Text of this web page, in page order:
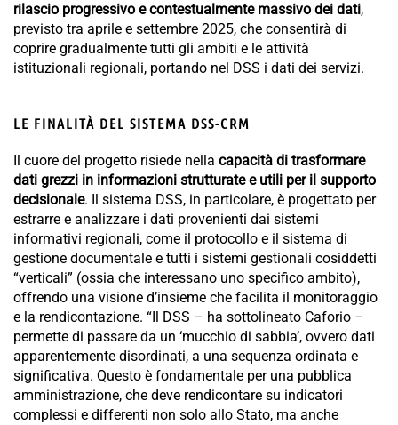
rilascio progressivo e contestualmente massivo dei dati,
previsto tra aprile e settembre 2025, che consentirà di
coprire gradualmente tutti gli ambiti e le attività
istituzionali regionali, portando nel DSS i dati dei servizi.
LE FINALITÀ DEL SISTEMA DSS-CRM
Il cuore del progetto risiede nella capacità di trasformare
dati grezzi in informazioni strutturate e utili per il supporto
decisionale. Il sistema DSS, in particolare, è progettato per
estrarre e analizzare i dati provenienti dai sistemi
informativi regionali, come il protocollo e il sistema di
gestione documentale e tutti i sistemi gestionali cosiddetti
“verticali” (ossia che interessano uno specifico ambito),
offrendo una visione d’insieme che facilita il monitoraggio
e la rendicontazione. “Il DSS – ha sottolineato Caforio –
permette di passare da un ‘mucchio di sabbia’, ovvero dati
apparentemente disordinati, a una sequenza ordinata e
significativa. Questo è fondamentale per una pubblica
amministrazione, che deve rendicontare su indicatori
complessi e differenti non solo allo Stato, ma anche